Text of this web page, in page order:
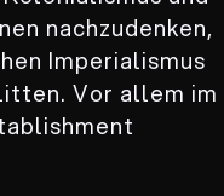
nachzudenken,
Imperialismus
Vor allem im